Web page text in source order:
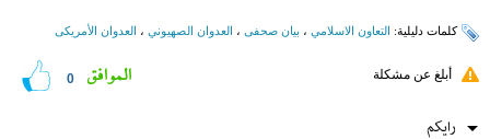
کلمات دلیلیة: التعاون الاسلامي ، بیان صحفی ، العدوان الصهيوني ، العدوان الأمریکی
أبلغ عن مشكلة 0 الموافق
رایکم